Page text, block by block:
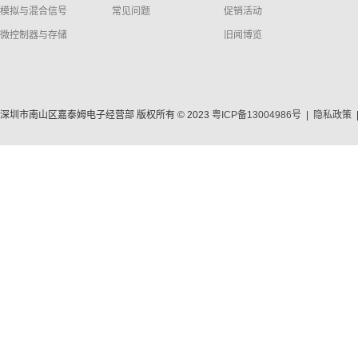
模拟与混合信号
微控制器与存储
常见问题 促销活动
旧闻博览
深圳市南山区嘉泰姆电子经营部 版权所有 © 2023 粤ICP备13004986号 | 隐私政策